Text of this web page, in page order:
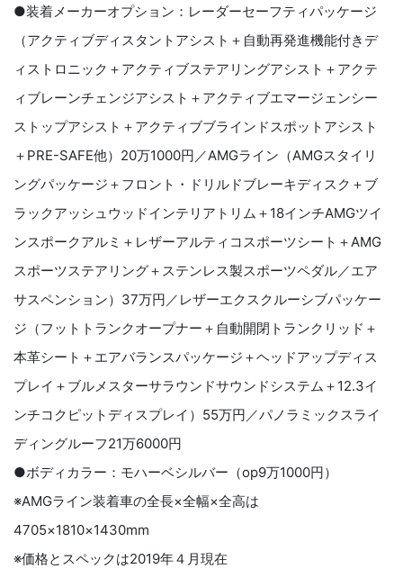
●装着メーカーオプション ：レーダーセーフティパッケージ
（アクティブディスタントアシスト＋自動再発進機能付きデ
ィストロニック＋アクティブステアリングアシスト＋アクテ
ィブレーンチェンジアシスト＋アクティブエマージェンシー
ストップアシスト＋アクティブブラインドスポットアシスト
＋ PRE-SAFE他） 20万1000円／AMGライン（AMGスタイリ
ングパッケージ＋フロント・ドリルドブレーキディスク＋ブ
ラックアッシュウッドインテリアトリム＋ 18インチAMGツイ
ンスポークアルミ＋レザーアルティコスポーツシート＋ AMG
スポーツステアリング＋ステンレス製スポーツペダル／エア
サスペンション） 37万円／レザーエクスクルーシブパッケー
ジ（フットトランクオープナー＋自動開閉トランクリッド＋
本革シート＋エアバランスパッケージ＋ヘッドアップディス
プレイ＋ブルメスターサラウンドサウンドシステム＋ 12.3イ
ンチコクピットディスプレイ） 55万円／パノラミックスライ
ディングルーフ21万6000円
●ボディカラー：モハーベシルバー（op9万1000円）
※AMGライン装着車の全長×全幅×全高は
4705×1810×1430mm
※価格とスペックは2019年４月現在